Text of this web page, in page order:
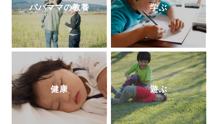
パパママの教養 学ぶ
健康 遊ぶ